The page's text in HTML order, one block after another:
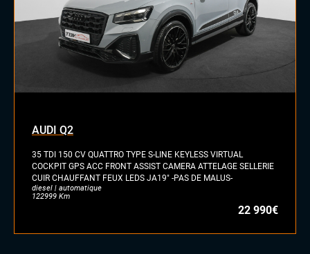
AUDI Q2
35 TDI 150 CV QUATTRO TYPE S-LINE KEYLESS VIRTUAL
COCKPIT GPS ACC FRONT ASSIST CAMERA ATTELAGE SELLERIE
CUIR CHAUFFANT FEUX LEDS JA19" -PAS DE MALUS-
diesel | automatique
122999 Km
22 990€